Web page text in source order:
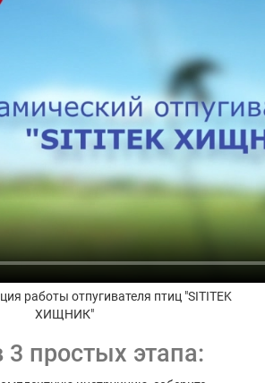
работы отпугивателя птиц "SITITEK
ХИЩНИК"
простых этапа: